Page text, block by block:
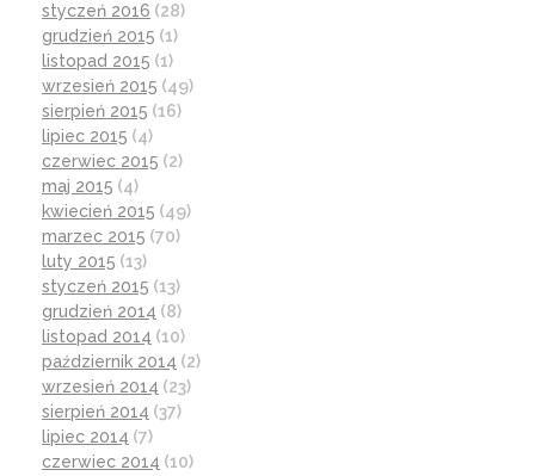
styczeń 2016 (28)
grudzień 2015 (1)
listopad 2015 (1)
wrzesień 2015 (49)
sierpień 2015 (16)
lipiec 2015 (4)
czerwiec 2015 (2)
maj 2015 (4)
kwiecień 2015 (49)
marzec 2015 (70)
luty 2015 (13)
styczeń 2015 (13)
grudzień 2014 (8)
listopad 2014 (10)
październik 2014 (2)
wrzesień 2014 (23)
sierpień 2014 (37)
lipiec 2014 (7)
czerwiec 2014 (10)